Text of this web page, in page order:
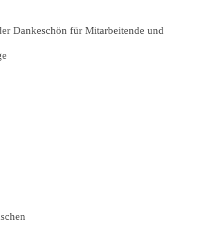
Dankeschön für Mitarbeitende und